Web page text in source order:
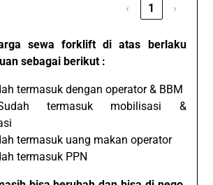
‹ 1 ›
sewa forklift di atas berlaku
sebagai berikut :
termasuk dengan operator & BBM
termasuk mobilisasi &
termasuk uang makan operator
termasuk PPN